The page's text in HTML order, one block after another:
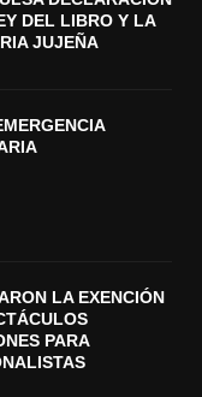
DEL LIBRO Y LA
JUJEÑA
LA EXENCIÓN
PARA